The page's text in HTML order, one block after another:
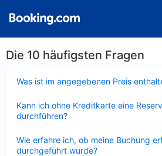
Die 10 häufigsten Fragen
Was ist im angegebenen Preis
Kann ich ohne Kreditkarte eine
durchführen?
Wie erfahre ich, ob meine Buchung
durchgeführt wurde?